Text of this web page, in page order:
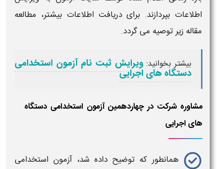
اطلاعات بپردازند. برای دریافت اطلاعات بیشتر، مطالعه
مقاله زیر توصیه می گردد.
بیشتر بخوانید: ویرایش ثبت نام آزمون استخدامی
دستگاه های اجرایی
مشاوره شرکت در چهاردهمین آزمون استخدامی دستگاه
های اجرایی
همانطور که توضیح داده شد،آزمون استخدامی